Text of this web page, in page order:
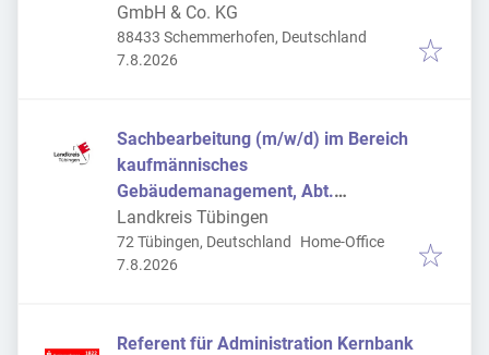
GmbH & Co. KG
88433 Schemmerhofen, Deutschland
Veröffentlicht
7.8.2026
Sachbearbeitung (m/w/d) im Bereich
kaufmännisches
Gebäudemanagement, Abt.
Kreisschulen und Liegenschaften
(Kennziffer 67/2026)
Landkreis Tübingen
72 Tübingen, Deutschland
Home-Office
Veröffentlicht
7.8.2026
Referent für Administration Kernbank